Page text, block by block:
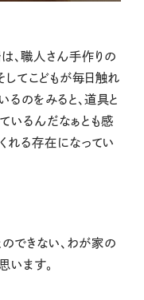
、職人さん手作りの
してこどもが毎日触れ
のをみると、道具と
いるんだなぁとも感
れる存在になってい
できない、わが家の
います。